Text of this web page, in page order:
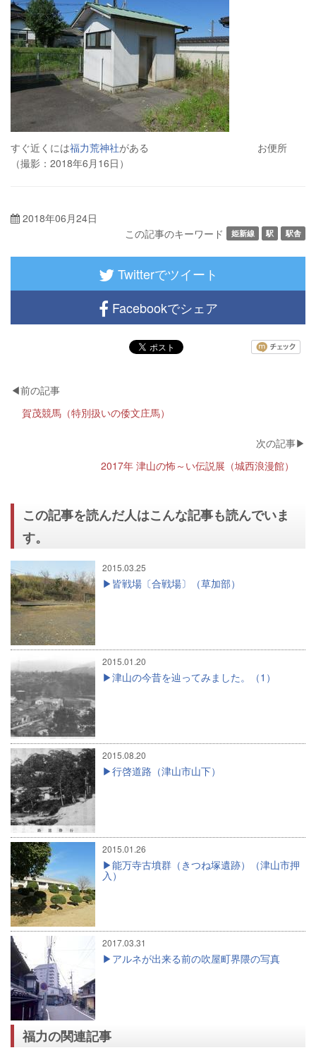
すぐ近くには福力荒神社がある お便所
（撮影：2018年6月16日）
2018年06月24日
この記事のキーワード
姫新線 駅 駅舎
Twitterでツイート
Facebookでシェア
賀茂競馬（特別扱いの倭文庄馬）
2017年 津山の怖～い伝説展（城西浪漫館）
この記事を読んだ人はこんな記事も読んでいま
す。
2015.03.25
皆戦場〔合戦場〕（草加部）
2015.01.20
津山の今昔を辿ってみました。（1）
2015.08.20
行啓道路（津山市山下）
2015.01.26
能万寺古墳群（きつね塚遺跡）（津山市押
入）
2017.03.31
アルネが出来る前の吹屋町界隈の写真
福力の関連記事